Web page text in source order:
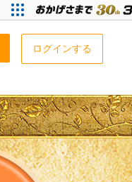
ログインする